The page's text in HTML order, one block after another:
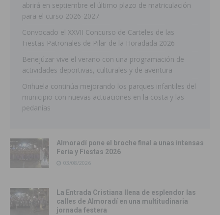
abrirá en septiembre el último plazo de matriculación
para el curso 2026-2027
Convocado el XXVII Concurso de Carteles de las
Fiestas Patronales de Pilar de la Horadada 2026
Benejúzar vive el verano con una programación de
actividades deportivas, culturales y de aventura
Orihuela continúa mejorando los parques infantiles del
municipio con nuevas actuaciones en la costa y las
pedanías
Almoradí pone el broche final a unas intensas
Feria y Fiestas 2026
03/08/2026
La Entrada Cristiana llena de esplendor las
calles de Almoradí en una multitudinaria
jornada festera